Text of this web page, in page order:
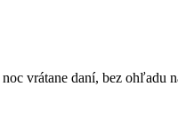
vrátane daní, bez ohľadu